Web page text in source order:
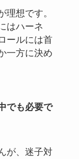
理想です。
はハーネ
ールには首
一方に決め
でも必要で
が、迷子対